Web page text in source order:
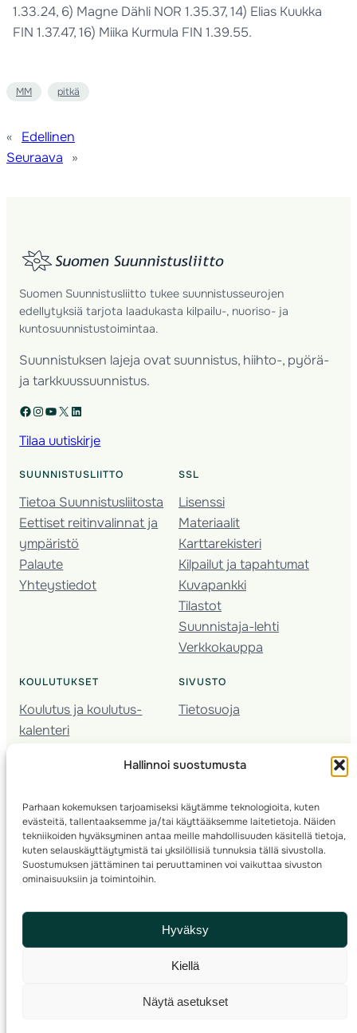
Hallinnoi suostumusta
Parhaan kokemuksen tarjoamiseksi käytämme teknologioita, kuten
evästeitä, tallentaaksemme ja/tai käyttääksemme laitetietoja. Näiden
tekniikoiden hyväksyminen antaa meille mahdollisuuden käsitellä tietoja,
kuten selauskäyttäytymistä tai yksilöllisiä tunnuksia tällä sivustolla.
Suostumuksen jättäminen tai peruuttaminen voi vaikuttaa sivuston
ominaisuuksiin ja toimintoihin.
Hyväksy
Kiellä
Näytä asetukset
1.33.24, 6) Magne Dähli NOR 1.35.37, 14) Elias Kuukka
FIN 1.37.47, 16) Miika Kurmula FIN 1.39.55.
MM pitkä
«
Edellinen
Seuraava
»
Suomen Suunnistusliitto tukee suunnistusseurojen
edellytyksiä tarjota laadukasta kilpailu-, nuoriso- ja
kuntosuunnistustoimintaa.
Suunnistuksen lajeja ovat suunnistus, hiihto-, pyörä-
ja tarkkuussuunnistus.
Facebook Instagram YouTube X LinkedIn
Tilaa uutiskirje
SUUNNISTUSLIITTO
Tietoa Suunnistusliitosta
Eettiset reitinvalinnat ja
ympäristö
Palaute
Yhteystiedot
SSL
Lisenssi
Materiaalit
Karttarekisteri
Kilpailut ja tapahtumat
Kuvapankki
Tilastot
Suunnistaja-lehti
Verkkokauppa
KOULUTUKSET
Koulutus ja koulutus­
kalenteri
Seura­kehittäminen
Kartoitus
Ratamestari
SIVUSTO
Tietosuoja
© 2025 ·Suomen Suunnistusliitto· Valimotie 10, 00380 Helsinki, Finland
info(a)suunnistusliitto.fi,Rastilipun asiat: rastilippu(a)suunnistusliitto.fi
Kilpailut ja kuntorastit – Rastilippu:::Rastilipun ohjeet